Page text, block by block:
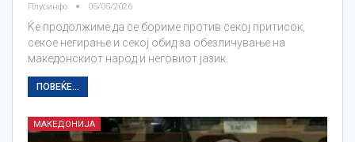
Плусинфо 05/05/2026
Ќе продолжиме да се бориме против секој притисок,
секое негирање и секој обид за обезличување на
македонскиот народ и неговиот јазик.
ПОВЕЌЕ...
МАКЕДОНИЈА